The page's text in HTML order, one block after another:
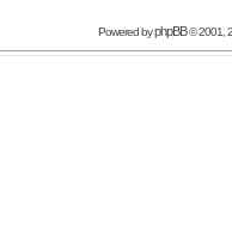
Powered byphpBB© 2001,